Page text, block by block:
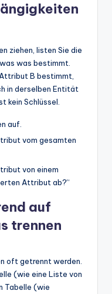
ziehen, listen Sie die
was bestimmt.
B bestimmt,
in derselben Entität
kein Schlüssel.
auf.
vom gesamten
von einem
Attribut ab?“
auf
trennen
oft getrennt werden.
(wie eine Liste von
Tabelle (wie